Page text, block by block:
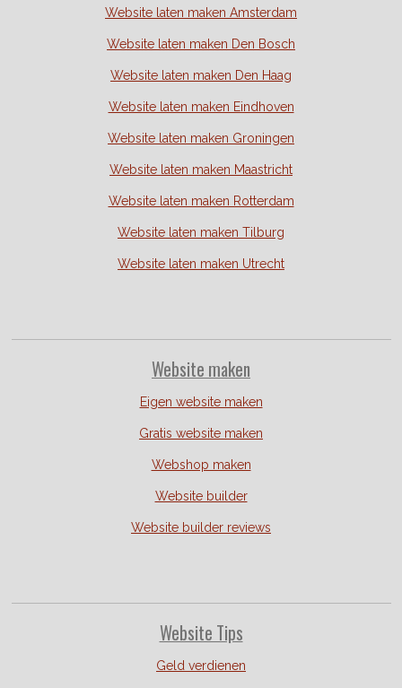
Website laten maken Amsterdam
Website laten maken Den Bosch
Website laten maken Den Haag
Website laten maken Eindhoven
Website laten maken Groningen
Website laten maken Maastricht
Website laten maken Rotterdam
Website laten maken Tilburg
Website laten maken Utrecht
Website maken
Eigen website maken
Gratis website maken
Webshop maken
Website builder
Website builder reviews
Website Tips
Geld verdienen